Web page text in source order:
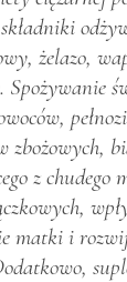
żelazo,
zbożowych,
z chudego
matki i